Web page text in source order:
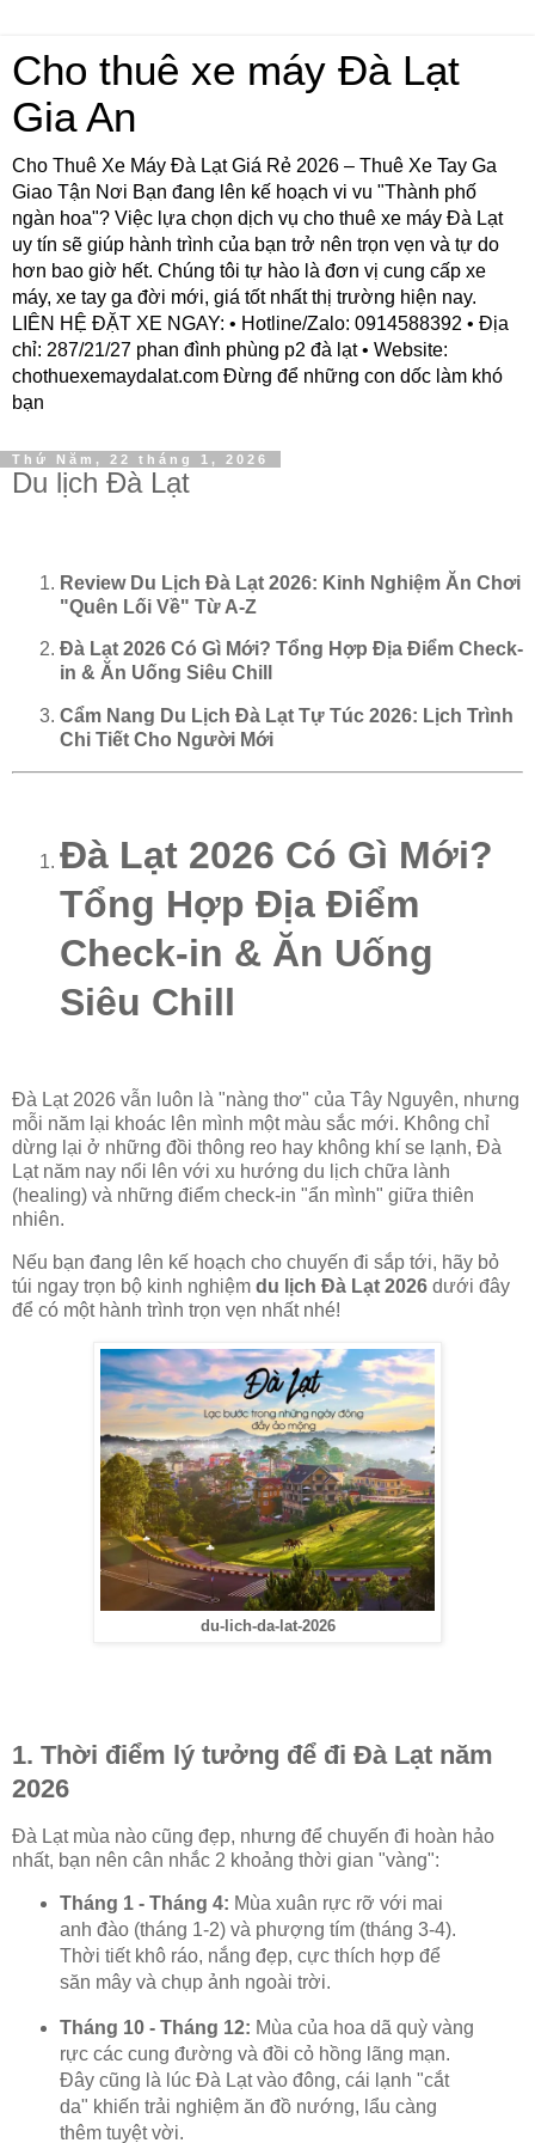
Cho thuê xe máy Đà Lạt
Gia An
Cho Thuê Xe Máy Đà Lạt Giá Rẻ 2026 – Thuê Xe Tay Ga
Giao Tận Nơi Bạn đang lên kế hoạch vi vu "Thành phố
ngàn hoa"? Việc lựa chọn dịch vụ cho thuê xe máy Đà Lạt
uy tín sẽ giúp hành trình của bạn trở nên trọn vẹn và tự do
hơn bao giờ hết. Chúng tôi tự hào là đơn vị cung cấp xe
máy, xe tay ga đời mới, giá tốt nhất thị trường hiện nay.
LIÊN HỆ ĐẶT XE NGAY: • Hotline/Zalo: 0914588392 • Địa
chỉ: 287/21/27 phan đình phùng p2 đà lạt • Website:
chothuexemaydalat.com Đừng để những con dốc làm khó
bạn
Thứ Năm, 22 tháng 1, 2026
Du lịch Đà Lạt
Review Du Lịch Đà Lạt 2026: Kinh Nghiệm Ăn Chơi
"Quên Lối Về" Từ A-Z
Đà Lạt 2026 Có Gì Mới? Tổng Hợp Địa Điểm Check-
in & Ăn Uống Siêu Chill
Cẩm Nang Du Lịch Đà Lạt Tự Túc 2026: Lịch Trình
Chi Tiết Cho Người Mới
Đà Lạt 2026 Có Gì Mới?
Tổng Hợp Địa Điểm
Check-in & Ăn Uống
Siêu Chill
Đà Lạt 2026 vẫn luôn là "nàng thơ" của Tây Nguyên, nhưng
mỗi năm lại khoác lên mình một màu sắc mới. Không chỉ
dừng lại ở những đồi thông reo hay không khí se lạnh, Đà
Lạt năm nay nổi lên với xu hướng du lịch chữa lành
(healing) và những điểm check-in "ẩn mình" giữa thiên
nhiên.
Nếu bạn đang lên kế hoạch cho chuyến đi sắp tới, hãy bỏ
túi ngay trọn bộ kinh nghiệm du lịch Đà Lạt 2026 dưới đây
để có một hành trình trọn vẹn nhất nhé!
du-lich-da-lat-2026
1. Thời điểm lý tưởng để đi Đà Lạt năm
2026
Đà Lạt mùa nào cũng đẹp, nhưng để chuyến đi hoàn hảo
nhất, bạn nên cân nhắc 2 khoảng thời gian "vàng":
Tháng 1 - Tháng 4: Mùa xuân rực rỡ với mai
anh đào (tháng 1-2) và phượng tím (tháng 3-4).
Thời tiết khô ráo, nắng đẹp, cực thích hợp để
săn mây và chụp ảnh ngoài trời.
Tháng 10 - Tháng 12: Mùa của hoa dã quỳ vàng
rực các cung đường và đồi cỏ hồng lãng mạn.
Đây cũng là lúc Đà Lạt vào đông, cái lạnh "cắt
da" khiến trải nghiệm ăn đồ nướng, lẩu càng
thêm tuyệt vời.